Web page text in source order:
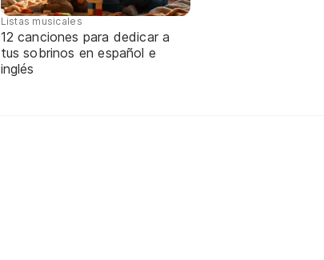
Listas musicales
12 canciones para dedicar a
tus sobrinos en español e
inglés